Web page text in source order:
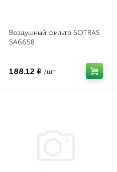
Воздушный фильтр SOTRAS
SA6658
188.12 ₽ /шт